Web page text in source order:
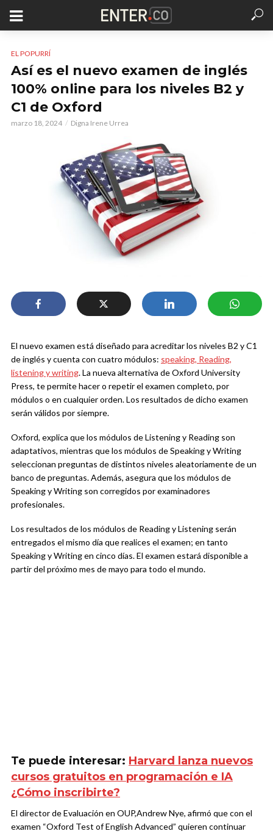
EL POPURRÍ
Así es el nuevo examen de inglés
100% online para los niveles B2 y
C1 de Oxford
marzo 18, 2024 Digna Irene Urrea
El nuevo examen está diseñado para acreditar los niveles B2 y C1
de inglés y cuenta con cuatro módulos: speaking, Reading,
listening y writing. La nueva alternativa de Oxford University
Press, te permite hacer o repetir el examen completo, por
módulos o en cualquier orden. Los resultados de dicho examen
serán válidos por siempre.
Oxford, explica que los módulos de Listening y Reading son
adaptativos, mientras que los módulos de Speaking y Writing
seleccionan preguntas de distintos niveles aleatoriamente de un
banco de preguntas. Además, asegura que los módulos de
Speaking y Writing son corregidos por examinadores
profesionales.
Los resultados de los módulos de Reading y Listening serán
entregados el mismo día que realices el examen; en tanto
Speaking y Writing en cinco días. El examen estará disponible a
partir del próximo mes de mayo para todo el mundo.
Te puede interesar: Harvard lanza nuevos
cursos gratuitos en programación e IA
¿Cómo inscribirte?
El director de Evaluación en OUP,Andrew Nye, afirmó que con el
examen “Oxford Test of English Advanced” quieren continuar